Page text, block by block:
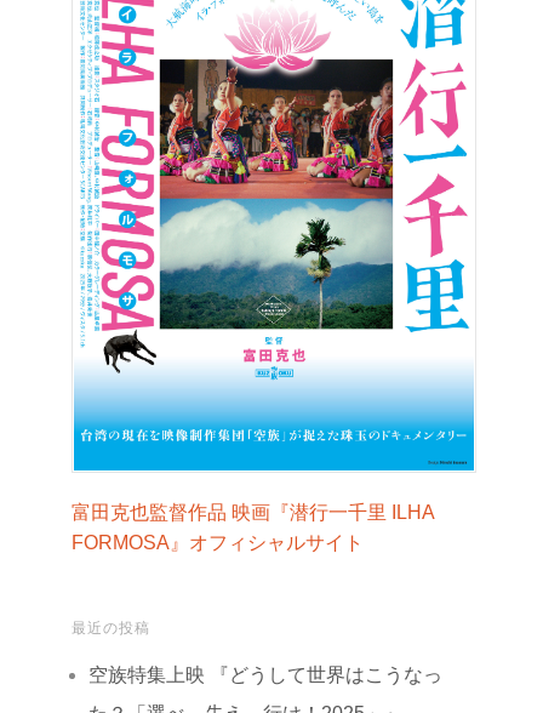
富田克也監督作品 映画『潜行一千里 ILHA
FORMOSA』オフィシャルサイト
最近の投稿
空族特集上映 『どうして世界はこうなっ